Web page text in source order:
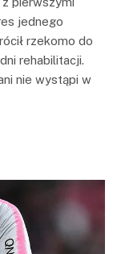
jednego
rzekomo do
rehabilitacji.
nie wystąpi w